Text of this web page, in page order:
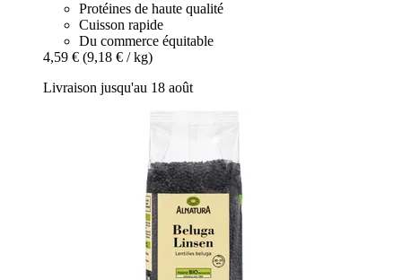
Protéines de haute qualité
Cuisson rapide
Du commerce équitable
4,59 € (9,18 € / kg)
Livraison jusqu'au 18 août